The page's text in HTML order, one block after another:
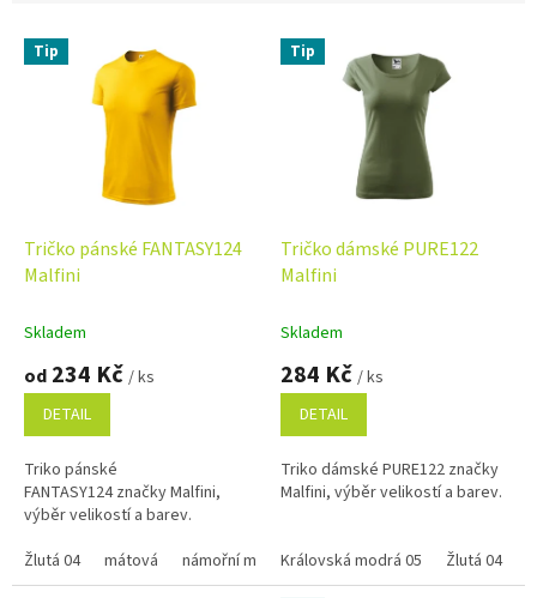
Tip
Tričko pánské FANTASY124
Malfini
Skladem
od 234 Kč / ks
DETAIL
Triko pánské
FANTASY124 značky Malfini,
výběr velikostí a barev.
Žlutá 04
mátová námořní modrá neon mandarine 88
Tip
Tričko dámské PURE122
Malfini
Skladem
284 Kč / ks
DETAIL
Triko dámské PURE122 značky
Malfini, výběr velikostí a barev.
Královská modrá 05 Žlutá 04